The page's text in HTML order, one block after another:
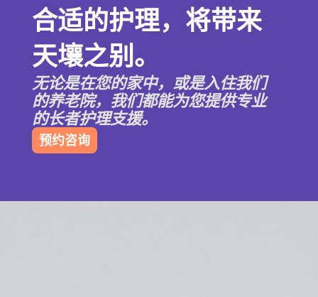
合适的护理，将带来
天壤之别。
无论是在您的家中，或是入住我们
的养老院，我们都能为您提供专业
的长者护理支援。
预约咨询